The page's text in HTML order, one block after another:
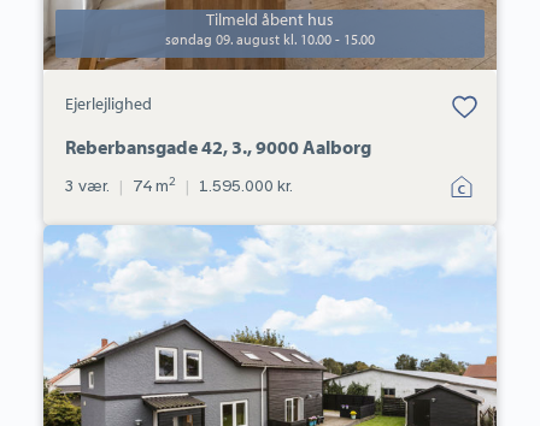
Tilmeld åbent hus
søndag 09. august kl. 10.00 - 15.00
Ejerlejlighed
Bolig er gemt
under dine
Reberbansgade 42, 3., 9000 Aalborg
3 vær. | 74 m2 | 1.595.000 kr.
Villa:
Gudumvej
9260
Gistrup